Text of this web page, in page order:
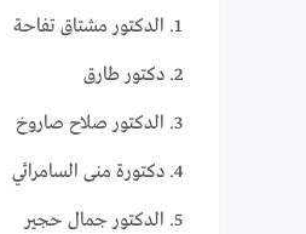
الدكتور مشتاق تفاحة
دكتور طارق
الدكتور صلاح صاروخ
دكتورة منى السامرائي
الدكتور جمال حجير